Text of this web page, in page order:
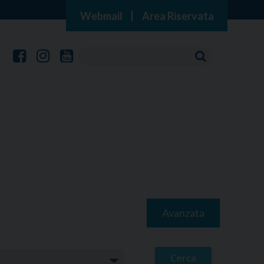
Webmail Area Riservata
Avanzata